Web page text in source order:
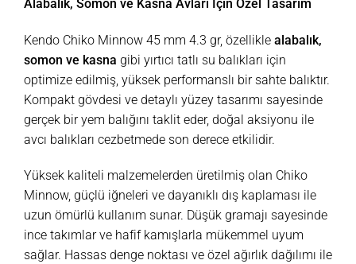
Alabalık, Somon ve Kasna Avları İçin Özel Tasarım
Kendo Chiko Minnow 45 mm 4.3 gr, özellikle alabalık,
somon ve kasna gibi yırtıcı tatlı su balıkları için
optimize edilmiş, yüksek performanslı bir sahte balıktır.
Kompakt gövdesi ve detaylı yüzey tasarımı sayesinde
gerçek bir yem balığını taklit eder, doğal aksiyonu ile
avcı balıkları cezbetmede son derece etkilidir.
Yüksek kaliteli malzemelerden üretilmiş olan Chiko
Minnow, güçlü iğneleri ve dayanıklı dış kaplaması ile
uzun ömürlü kullanım sunar. Düşük gramajı sayesinde
ince takımlar ve hafif kamışlarla mükemmel uyum
sağlar. Hassas denge noktası ve özel ağırlık dağılımı ile